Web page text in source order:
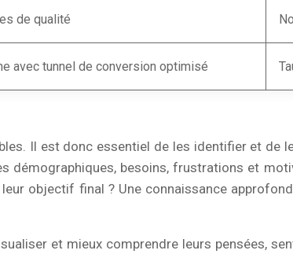
de qualité
avec tunnel de conversion optimisé
Il est donc essentiel de les identifier et de
démographiques, besoins, frustrations et
objectif final ? Une connaissance
et mieux comprendre leurs pensées,